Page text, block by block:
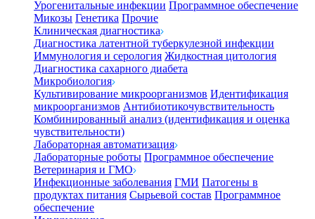
Урогенитальные инфекции Программное обеспечение
Микозы Генетика Прочие
Клиническая диагностика
Диагностика латентной туберкулезной инфекции
Иммунология и серология Жидкостная цитология
Диагностика сахарного диабета
Микробиология
Культивирование микроорганизмов Идентификация
микроорганизмов Антибиотикочувствительность
Комбинированный анализ (идентификация и оценка
чувствительности)
Лабораторная автоматизация
Лабораторные роботы Программное обеспечение
Ветеринария и ГМО
Инфекционные заболевания ГМИ Патогены в
продуктах питания Сырьевой состав Программное
обеспечение